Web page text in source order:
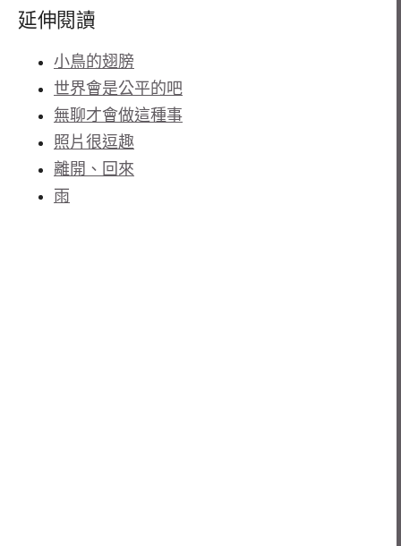
延伸閱讀
小鳥的翅膀
世界會是公平的吧
無聊才會做這種事
照片很逗趣
離開、回來
雨